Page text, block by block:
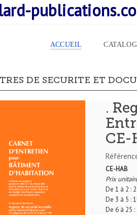
ACCUEIL
DE SECURITE ET
.
CE-
CE-HAB
Prix
De 1 à 2 :
De 3 à 5 :
De 6 à 25 :